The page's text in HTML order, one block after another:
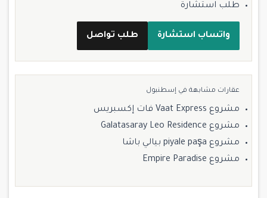
طلب استشارة
واتساب استشارة طلب تواصل
عقارات مشابهة في إسطنبول
مشروع Vaat Express فات إكسبريس
مشروع Galatasaray Leo Residence
مشروع piyale paşa بيالي باشا
مشروع Empire Paradise